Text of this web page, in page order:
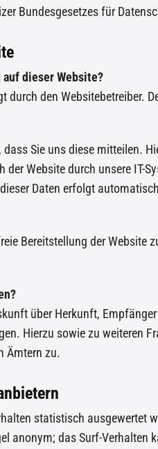
Bundesgesetzes für
dieser Website?
durch den Websitebetreiber.
Sie uns diese mitteilen.
Website durch unsere
Daten erfolgt
Bereitstellung der
über Herkunft,
Hierzu sowie zu weiteren
Ämtern zu.
statistisch
anonym; das Surf-